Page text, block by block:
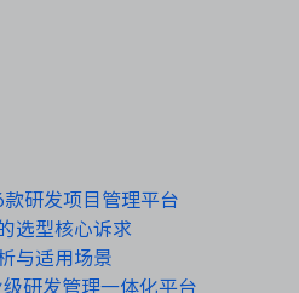
研发项目管理平台
选型核心诉求
与适用场景
级研发管理一体化平台